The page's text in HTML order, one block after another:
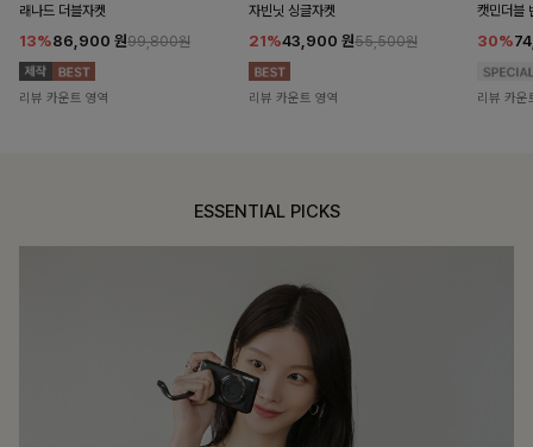
래나드 더블자켓
13%86,900 원99,800원
리뷰 카운트 영역
자빈닛 싱글자켓
21%43,900 원55,500원
리뷰 카운트 영역
캣민더블
30%
리뷰 카운
ESSENTIAL PICKS
함께할 때 더욱 완벽한, 합리적인 선택으로 채우는 즐거움
필첸체크 스트링블라우스+플레어스커트SET
42,900 원 49,800원